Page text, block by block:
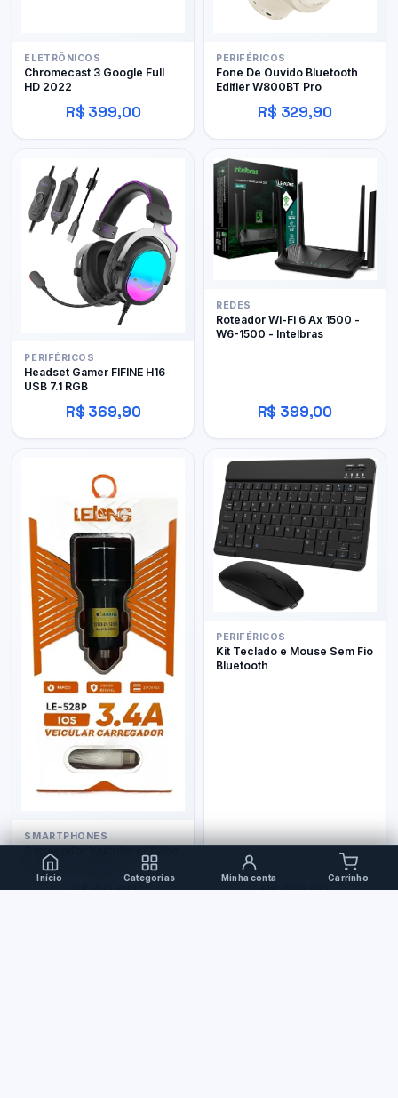
Início Categorias Minha conta Carrinho
ELETRÔNICOS
Chromecast 3 Google Full
HD 2022
R$ 399,00
PERIFÉRICOS
Fone De Ouvido Bluetooth
Edifier W800BT Pro
R$ 329,90
PERIFÉRICOS
Headset Gamer FIFINE H16
USB 7.1 RGB
R$ 369,90
REDES
Roteador Wi-Fi 6 Ax 1500 -
W6-1500 - Intelbras
R$ 399,00
SMARTPHONES
Iphone - Le-528P
R$ 40,00
PERIFÉRICOS
Kit Teclado e Mouse Sem Fio
Bluetooth
R$ 119,90